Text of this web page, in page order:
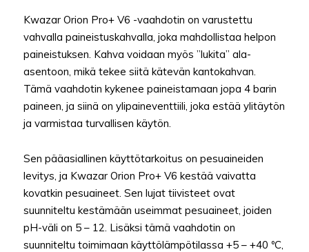
Kwazar Orion Pro+ V6 -vaahdotin on varustettu
vahvalla paineistuskahvalla, joka mahdollistaa helpon
paineistuksen. Kahva voidaan myös ”lukita” ala-
asentoon, mikä tekee siitä kätevän kantokahvan.
Tämä vaahdotin kykenee paineistamaan jopa 4 barin
paineen, ja siinä on ylipaineventtiili, joka estää ylitäytön
ja varmistaa turvallisen käytön.
Sen pääasiallinen käyttötarkoitus on pesuaineiden
levitys, ja Kwazar Orion Pro+ V6 kestää vaivatta
kovatkin pesuaineet. Sen lujat tiivisteet ovat
suunniteltu kestämään useimmat pesuaineet, joiden
pH-väli on 5 – 12. Lisäksi tämä vaahdotin on
suunniteltu toimimaan käyttölämpötilassa +5 – +40 ºC,